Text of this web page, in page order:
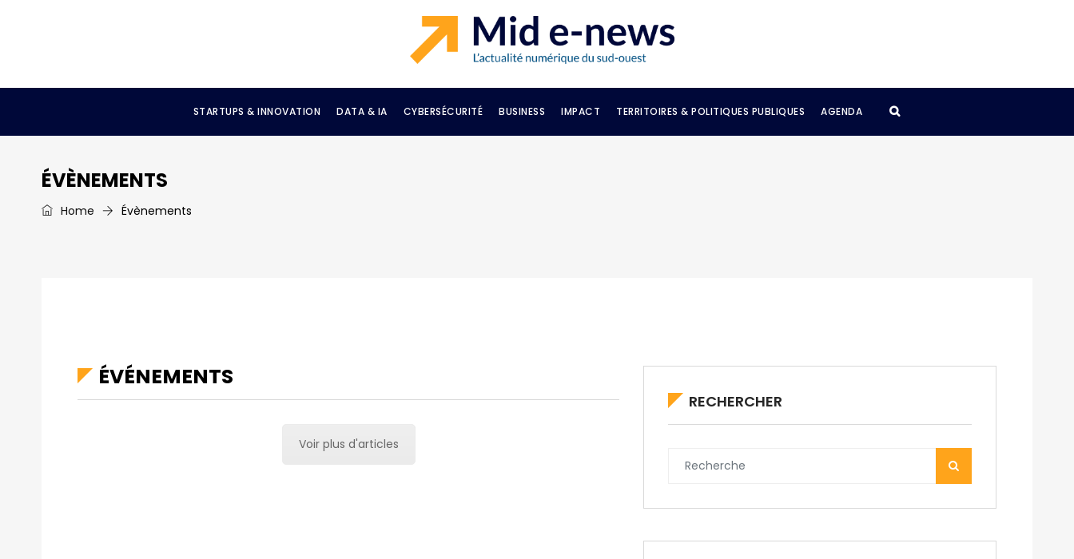
STARTUPS & INNOVATION DATA & IA CYBERSÉCURITÉ BUSINESS IMPACT TERRITOIRES & POLITIQUES PUBLIQUES AGENDA
ÉVÈNEMENTS
Home Évènements
ÉVÉNEMENTS
Voir plus d'articles
RECHERCHER